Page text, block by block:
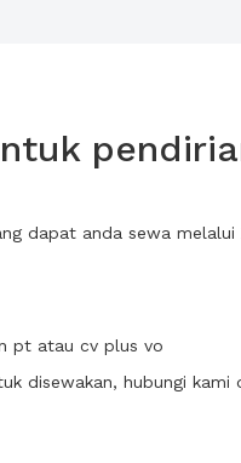
dapat anda sewa melalui
pt atau cv plus vo
disewakan, hubungi